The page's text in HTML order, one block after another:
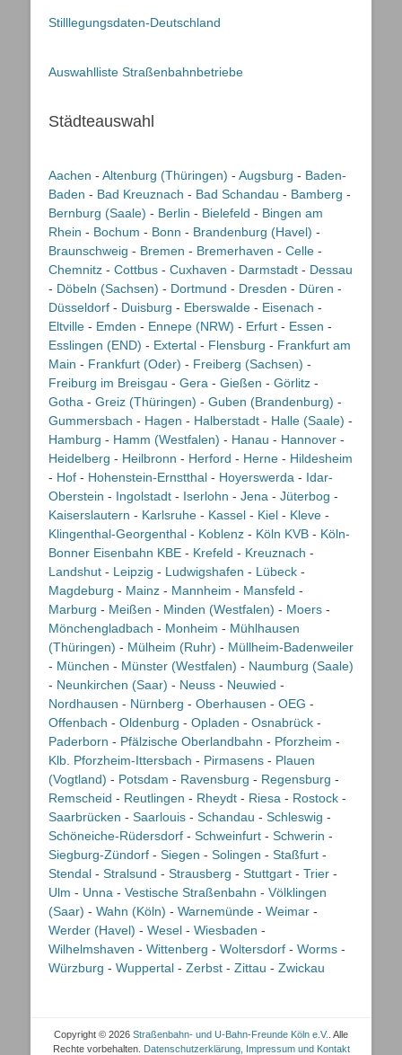
Stilllegungsdaten-Deutschland
Auswahlliste Straßenbahnbetriebe
Städteauswahl
Aachen - Altenburg (Thüringen) - Augsburg - Baden-
Baden - Bad Kreuznach - Bad Schandau - Bamberg -
Bernburg (Saale) - Berlin - Bielefeld - Bingen am
Rhein - Bochum - Bonn - Brandenburg (Havel) -
Braunschweig - Bremen - Bremerhaven - Celle -
Chemnitz - Cottbus - Cuxhaven - Darmstadt - Dessau
- Döbeln (Sachsen) - Dortmund - Dresden - Düren -
Düsseldorf - Duisburg - Eberswalde - Eisenach -
Eltville - Emden - Ennepe (NRW) - Erfurt - Essen -
Esslingen (END) - Extertal - Flensburg - Frankfurt am
Main - Frankfurt (Oder) - Freiberg (Sachsen) -
Freiburg im Breisgau - Gera - Gießen - Görlitz -
Gotha - Greiz (Thüringen) - Guben (Brandenburg) -
Gummersbach - Hagen - Halberstadt - Halle (Saale) -
Hamburg - Hamm (Westfalen) - Hanau - Hannover -
Heidelberg - Heilbronn - Herford - Herne - Hildesheim
- Hof - Hohenstein-Ernstthal - Hoyerswerda - Idar-
Oberstein - Ingolstadt - Iserlohn - Jena - Jüterbog -
Kaiserslautern - Karlsruhe - Kassel - Kiel - Kleve -
Klingenthal-Georgenthal - Koblenz - Köln KVB - Köln-
Bonner Eisenbahn KBE - Krefeld - Kreuznach -
Landshut - Leipzig - Ludwigshafen - Lübeck -
Magdeburg - Mainz - Mannheim - Mansfeld -
Marburg - Meißen - Minden (Westfalen) - Moers -
Mönchengladbach - Monheim - Mühlhausen
(Thüringen) - Mülheim (Ruhr) - Müllheim-Badenweiler
- München - Münster (Westfalen) - Naumburg (Saale)
- Neunkirchen (Saar) - Neuss - Neuwied -
Nordhausen - Nürnberg - Oberhausen - OEG -
Offenbach - Oldenburg - Opladen - Osnabrück -
Paderborn - Pfälzische Oberlandbahn - Pforzheim -
Klb. Pforzheim-Ittersbach - Pirmasens - Plauen
(Vogtland) - Potsdam - Ravensburg - Regensburg -
Remscheid - Reutlingen - Rheydt - Riesa - Rostock -
Saarbrücken - Saarlouis - Schandau - Schleswig -
Schöneiche-Rüdersdorf - Schweinfurt - Schwerin -
Siegburg-Zündorf - Siegen - Solingen - Staßfurt -
Stendal - Stralsund - Strausberg - Stuttgart - Trier -
Ulm - Unna - Vestische Straßenbahn - Völklingen
(Saar) - Wahn (Köln) - Warnemünde - Weimar -
Werder (Havel) - Wesel - Wiesbaden -
Wilhelmshaven - Wittenberg - Woltersdorf - Worms -
Würzburg - Wuppertal - Zerbst - Zittau - Zwickau
Copyright © 2026 Straßenbahn- und U-Bahn-Freunde Köln e.V. . Alle
Rechte vorbehalten. Datenschutzerklärung, Impressum und Kontakt